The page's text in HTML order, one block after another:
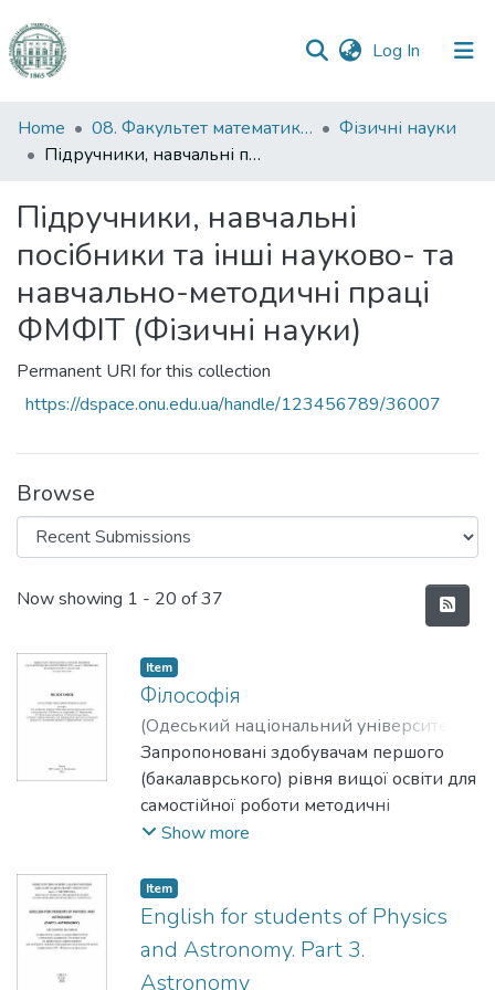
Log In (current)
Communities
&
All of DSpace
Home 08. Факультет математики, фізики та інформаційних технологій
Фізичні науки
Підручники, навчальні посібники та інші науково- та навчально-методичні праці ФМФІТ (Фізичні науки)
Підручники, навчальні
посібники та інші науково- та
навчально-методичні праці
ФМФІТ (Фізичні науки)
Permanent URI for this collection
https://dspace.onu.edu.ua/handle/123456789/36007
Browse
Recent Submissions
Now showing 1 - 20 of 37
Item
Філософія
(Одеський національний університет
імені І. І. Мечникова,2026)
Старовойтова, Ірина Іванівна;
Starovoitova, Iryna I.
Запропоновані здобувачам першого
(бакалаврського) рівня вищої освіти для
самостійної роботи методичні
рекомендації з обов’язкового курсу
ОПП спеціальностей факультету
математики, фізики та інформаційних
технологій з урахуванням досвіду
сучасного викладання філософії у
Show more
Item
English for students of Physics
and Astronomy. Part 3.
Astronomy